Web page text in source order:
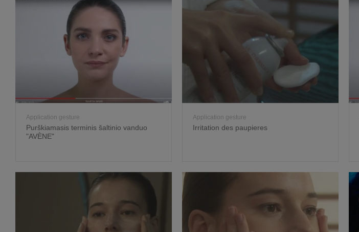
Application gesture
Purškiamasis terminis šaltinio vanduo
"AVÈNE"
Application gesture
Irritation des paupieres